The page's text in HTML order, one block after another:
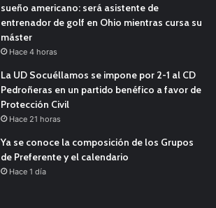
sueño americano: será asistente de
entrenador de golf en Ohio mientras cursa su
máster
Hace 4 horas
La UD Socuéllamos se impone por 2-1 al CD
Pedroñeras en un partido benéfico a favor de
Protección Civil
Hace 21 horas
Ya se conoce la composición de los Grupos
de Preferente y el calendario
Hace 1 día